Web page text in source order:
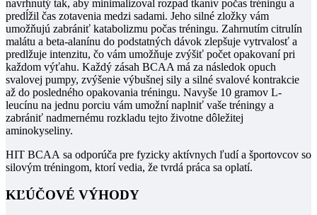
navrhnutý tak, aby minimalizoval rozpad tkanív počas tréningu a
predĺžil čas zotavenia medzi sadami. Jeho silné zložky vám
umožňujú zabrániť katabolizmu počas tréningu. Zahrnutím citrulín
malátu a beta-alanínu do podstatných dávok zlepšuje vytrvalosť a
predlžuje intenzitu, čo vám umožňuje zvýšiť počet opakovaní pri
každom výťahu. Každý zásah BCAA má za následok opuch
svalovej pumpy, zvýšenie výbušnej sily a silné svalové kontrakcie
až do posledného opakovania tréningu. Navyše 10 gramov L-
leucínu na jednu porciu vám umožní naplniť vaše tréningy a
zabrániť nadmernému rozkladu tejto životne dôležitej
aminokyseliny.
HIT BCAA sa odporúča pre fyzicky aktívnych ľudí a športovcov so
silovým tréningom, ktorí vedia, že tvrdá práca sa oplatí.
KĽÚČOVÉ VÝHODY